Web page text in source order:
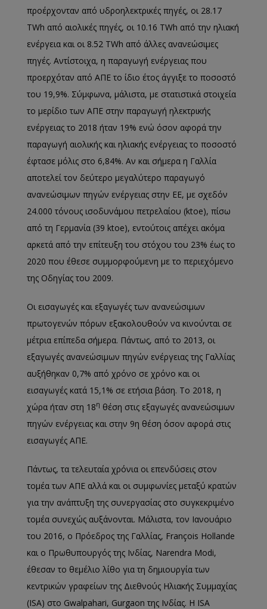
προέρχονταν από υδροηλεκτρικές πηγές, οι 28.17
TWh από αιολικές πηγές, οι 10.16 TWh από την ηλιακή
ενέργεια και οι 8.52 TWh από άλλες ανανεώσιμες
πηγές. Αντίστοιχα, η παραγωγή ενέργειας που
προερχόταν από ΑΠΕ το ίδιο έτος άγγιξε το ποσοστό
του 19,9%. Σύμφωνα, μάλιστα, με στατιστικά στοιχεία
το μερίδιο των ΑΠΕ στην παραγωγή ηλεκτρικής
ενέργειας το 2018 ήταν 19% ενώ όσον αφορά την
παραγωγή αιολικής και ηλιακής ενέργειας το ποσοστό
έφτασε μόλις στο 6,84%. Αν και σήμερα η Γαλλία
αποτελεί τον δεύτερο μεγαλύτερο παραγωγό
ανανεώσιμων πηγών ενέργειας στην ΕΕ, με σχεδόν
24.000 τόνους ισοδυνάμου πετρελαίου (ktoe), πίσω
από τη Γερμανία (39 ktoe), εντούτοις απέχει ακόμα
αρκετά από την επίτευξη του στόχου του 23% έως το
2020 που έθεσε συμμορφούμενη με το περιεχόμενο
της Οδηγίας του 2009.
Οι εισαγωγές και εξαγωγές των ανανεώσιμων
πρωτογενών πόρων εξακολουθούν να κινούνται σε
μέτρια επίπεδα σήμερα. Πάντως, από το 2013, οι
εξαγωγές ανανεώσιμων πηγών ενέργειας της Γαλλίας
αυξήθηκαν 0,7% από χρόνο σε χρόνο και οι
εισαγωγές κατά 15,1% σε ετήσια βάση. Το 2018, η
χώρα ήταν στη 18η θέση στις εξαγωγές ανανεώσιμων
πηγών ενέργειας και στην 9η θέση όσον αφορά στις
εισαγωγές ΑΠΕ.
Πάντως, τα τελευταία χρόνια οι επενδύσεις στον
τομέα των ΑΠΕ αλλά και οι συμφωνίες μεταξύ κρατών
για την ανάπτυξη της συνεργασίας στο συγκεκριμένο
τομέα συνεχώς αυξάνονται. Μάλιστα, τον Ιανουάριο
του 2016, ο Πρόεδρος της Γαλλίας, François Hollande
και ο Πρωθυπουργός της Ινδίας, Narendra Modi,
έθεσαν το θεμέλιο λίθο για τη δημιουργία των
κεντρικών γραφείων της Διεθνούς Ηλιακής Συμμαχίας
(ISA) στο Gwalpahari, Gurgaon της Ινδίας. Η ISA